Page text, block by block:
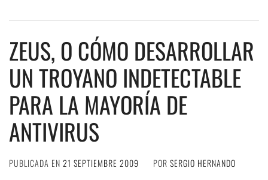
ZEUS, O CÓMO DESARROLLAR
UN TROYANO INDETECTABLE
PARA LA MAYORÍA DE
ANTIVIRUS
PUBLICADA EN 21 SEPTIEMBRE 2009 POR SERGIO HERNANDO